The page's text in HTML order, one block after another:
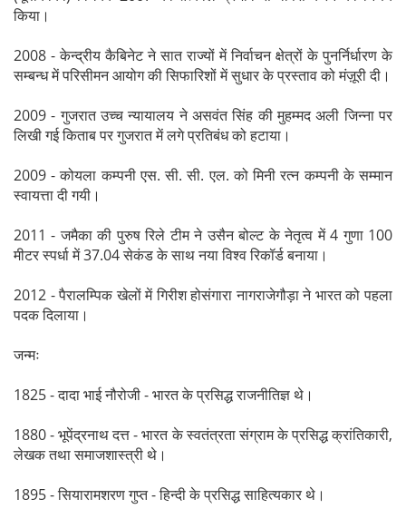
किया।
2008 - केन्द्रीय कैबिनेट ने सात राज्यों में निर्वाचन क्षेत्रों के पुनर्निर्धारण के
सम्बन्ध में परिसीमन आयोग की सिफारिशों में सुधार के प्रस्ताव को मंज़ूरी दी।
2009 - गुजरात उच्च न्यायालय ने असवंत सिंह की मुहम्मद अली जिन्ना पर
लिखी गई किताब पर गुजरात में लगे प्रतिबंध को हटाया।
2009 - कोयला कम्पनी एस. सी. सी. एल. को मिनी रत्न कम्पनी के सम्मान
स्वायत्ता दी गयी।
2011 - जमैका की पुरुष रिले टीम ने उसैन बोल्ट के नेतृत्व में 4 गुणा 100
मीटर स्पर्धा में 37.04 सेकंड के साथ नया विश्व रिकॉर्ड बनाया।
2012 - पैरालम्पिक खेलों में गिरीश होसंगारा नागराजेगौड़ा ने भारत को पहला
पदक दिलाया।
जन्मः
1825 - दादा भाई नौरोजी - भारत के प्रसिद्ध राजनीतिज्ञ थे।
1880 - भूपेंद्रनाथ दत्त - भारत के स्वतंत्रता संग्राम के प्रसिद्ध क्रांतिकारी,
लेखक तथा समाजशास्त्री थे।
1895 - सियारामशरण गुप्त - हिन्दी के प्रसिद्ध साहित्यकार थे।